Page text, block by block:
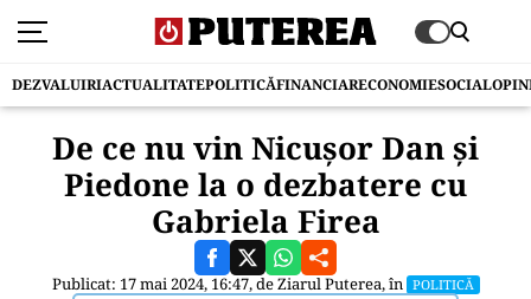
DEZVALUIRIACTUALITATEPOLITICĂFINANCIARECONOMIESOCIAL
De ce nu vin Nicușor Dan și
Piedone la o dezbatere cu
Gabriela Firea
Publicat: 17 mai 2024, 16:47, deZiarul Puterea, în POLITICĂ